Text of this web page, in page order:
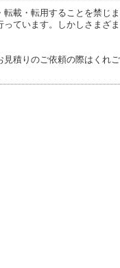
載・転用することを禁じま
ています。しかしさまざ
積りのご依頼の際はくれ